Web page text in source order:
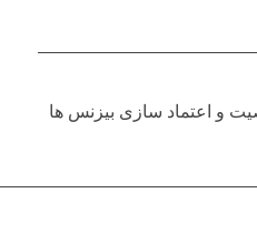
و اعتماد سازی بیزنس ها